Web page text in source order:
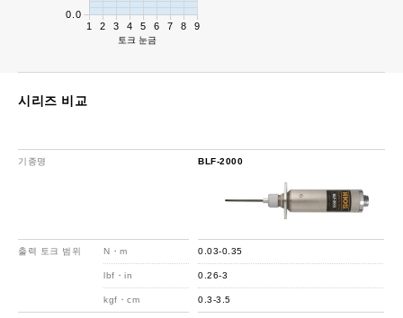
1 2 3 4 5 6 7 8 9
토크 눈금
0.0
시리즈 비교
기종명
출력 토크 범위 N・m
lbf・in
kgf・cm
BLF-2000
0.03-0.35
0.26-3
0.3-3.5